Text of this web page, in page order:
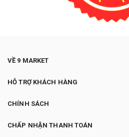
VỀ 9 MARKET
HỖ TRỢ KHÁCH HÀNG
CHÍNH SÁCH
CHẤP NHẬN THANH TOÁN